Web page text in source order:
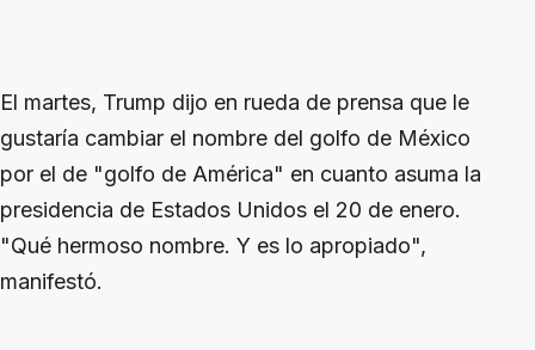
El martes, Trump dijo en rueda de prensa que le
gustaría cambiar el nombre del golfo de México
por el de "golfo de América" en cuanto asuma la
presidencia de Estados Unidos el 20 de enero.
"Qué hermoso nombre. Y es lo apropiado",
manifestó.